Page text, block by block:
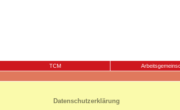
TCM
Datenschutzerklärung